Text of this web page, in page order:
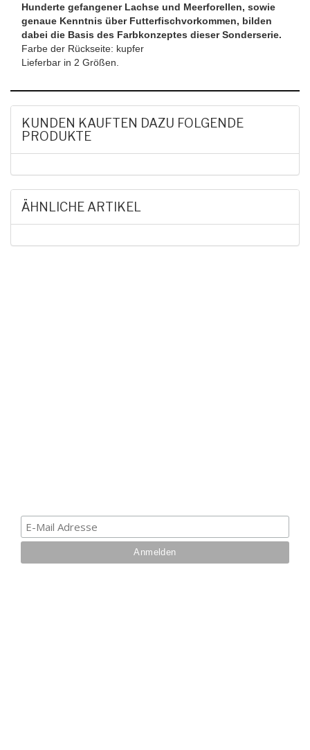
Hunderte gefangener Lachse und Meerforellen, sowie
genaue Kenntnis über Futterfischvorkommen, bilden
dabei die Basis des Farbkonzeptes dieser Sonderserie.
Farbe der Rückseite: kupfer
Lieferbar in 2 Größen.
KUNDEN KAUFTEN DAZU FOLGENDE
PRODUKTE
ÄHNLICHE ARTIKEL